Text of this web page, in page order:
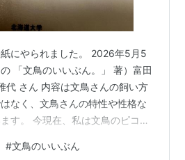
にやられました。 2026年5月5
「文鳥のいいぶん。」 著）富田
代 さん 内容は文鳥さんの飼い方
なく、文鳥さんの特性や性格な
す。 今現在、私は文鳥のピコち
凄く勉強になりました。 【鳥の
#文鳥のいいぶん